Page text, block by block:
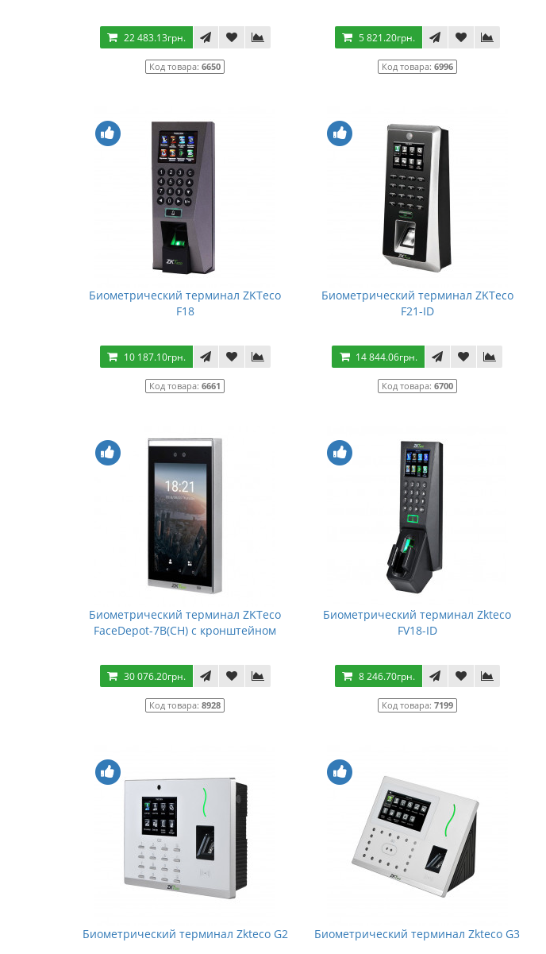
22 483.13грн.
Код товара:6650
5 821.20грн.
Код товара: 6996
Биометрический терминал ZKTeco
F18
10 187.10грн.
Код товара:6661
Биометрический терминал ZKTeco
F21-ID
14 844.06грн.
Код товара: 6700
Биометрический терминал ZKTeco
FaceDepot-7B(CH) с кронштейном
30 076.20грн.
Код товара:8928
Биометрический терминал Zkteco
FV18-ID
8 246.70грн.
Код товара: 7199
Биометрический терминал Zkteco G2 Биометрический терминал Zkteco G3